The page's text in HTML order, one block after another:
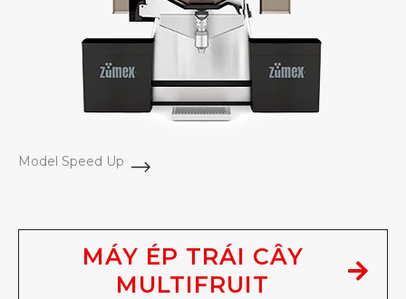
Model Speed Up
MÁY ÉP TRÁI CÂY
MULTIFRUIT